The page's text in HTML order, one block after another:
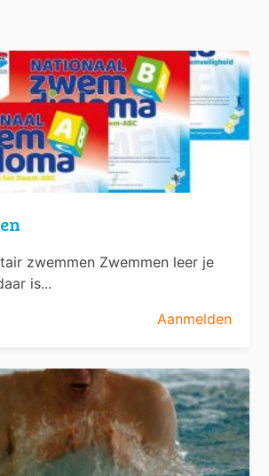
zwemmen Zwemmen leer je
is...
Aanmelden